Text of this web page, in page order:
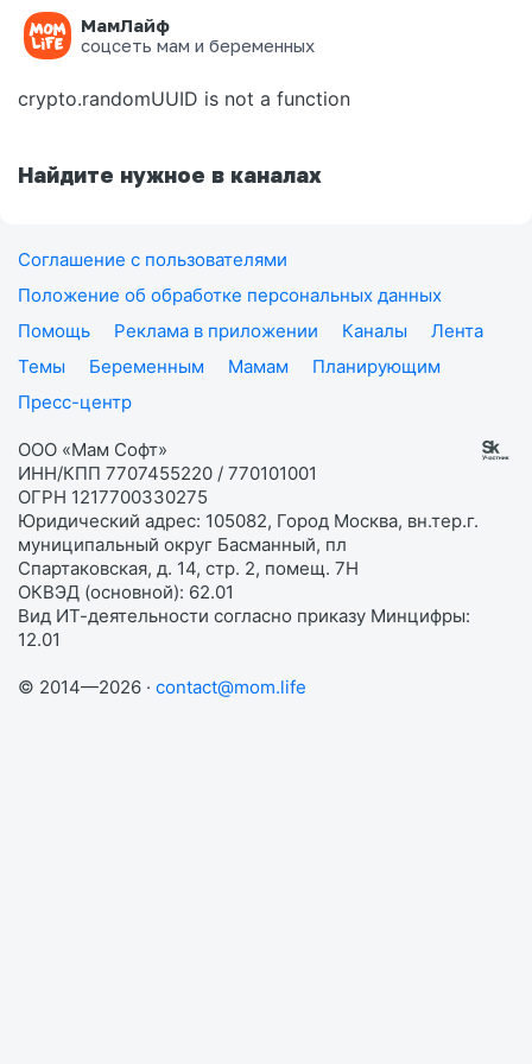
МамЛайф
соцсеть мам и беременных
Ошибка на странице
crypto.randomUUID is not a function
Найдите нужное в каналах
Соглашение с пользователями
Положение об обработке персональных данных
Помощь
Реклама в приложении Каналы
Лента
Темы
Беременным Мамам
Планирующим
Пресс-центр
ООО «Мам Софт»
ИНН/КПП 7707455220 / 770101001
ОГРН 1217700330275
Юридический адрес: 105082, Город Москва, вн.тер.г.
муниципальный округ Басманный, пл
Спартаковская, д. 14, стр. 2, помещ. 7Н
ОКВЭД (основной): 62.01
Вид ИТ-деятельности согласно приказу Минцифры:
12.01
© 2014—2026 · contact@mom.life